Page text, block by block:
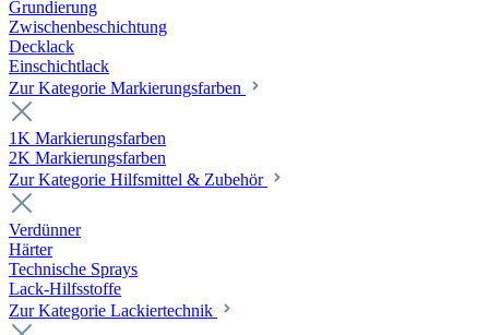
Grundierung
Zwischenbeschichtung
Decklack
Einschichtlack
Zur Kategorie Markierungsfarben
1K Markierungsfarben
2K Markierungsfarben
Zur Kategorie Hilfsmittel & Zubehör
Verdünner
Härter
Technische Sprays
Lack-Hilfsstoffe
Zur Kategorie Lackiertechnik